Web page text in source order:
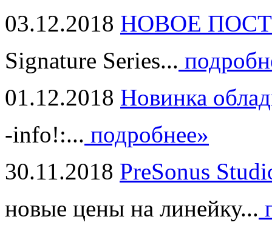
03.12.2018 НОВОЕ
Signature Series...
01.12.2018 Новинка
-info!:... подробнее»
30.11.2018 PreSonus
новые цены на линейку...